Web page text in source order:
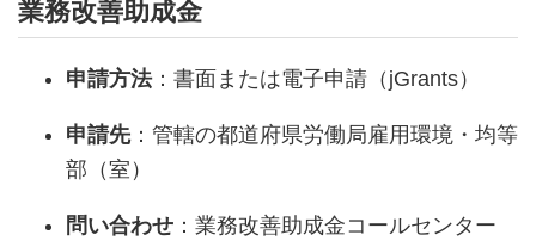
業務改善助成金
申請方法：書面または電子申請（jGrants）
申請先：管轄の都道府県労働局雇用環境・均等
部（室）
問い合わせ ：業務改善助成金コールセンター